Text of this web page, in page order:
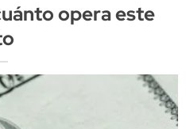
opera este